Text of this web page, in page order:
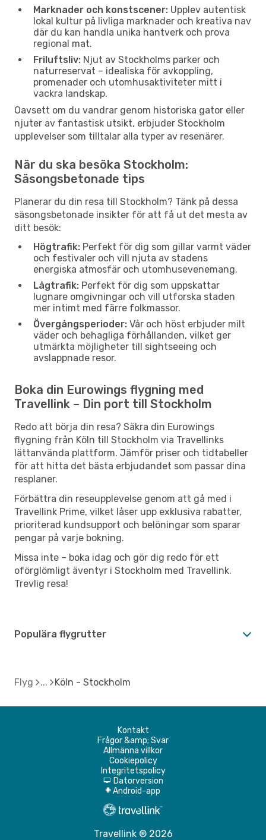
Marknader och konstscener: Upplev autentisk
lokal kultur på livliga marknader och kreativa nav
där du kan handla unika hantverk och prova
regional mat.
Friluftsliv: Njut av Stockholms parker och
naturreservat – idealiska för avkoppling,
promenader och utomhusaktiviteter mitt i
vackra landskap.
Oavsett om du vandrar genom historiska gator eller
njuter av fantastisk utsikt, erbjuder Stockholm
upplevelser som tilltalar alla typer av resenärer.
När du ska besöka Stockholm:
Säsongsbetonade tips
Planerar du din resa till Stockholm? Tänk på dessa
säsongsbetonade insikter för att få ut det mesta av
ditt besök:
Högtrafik: Perfekt för dig som gillar varmt väder
och festivaler och vill njuta av stadens
energiska atmosfär och utomhusevenemang.
Lågtrafik: Perfekt för dig som uppskattar
lugnare omgivningar och vill utforska staden
mer intimt med färre folkmassor.
Övergångsperioder: Vår och höst erbjuder milt
väder och behagliga förhållanden, vilket ger
utmärkta möjligheter till sightseeing och
avslappnade resor.
Boka din Eurowings flygning med
Travellink – Din port till Stockholm
Redo att börja din resa? Säkra din Eurowings
flygning från Köln till Stockholm via Travellinks
lättanvända plattform. Jämför priser och tidtabeller
för att hitta det bästa erbjudandet som passar dina
resplaner.
Förbättra din reseupplevelse genom att gå med i
Travellink Prime, vilket låser upp exklusiva rabatter,
prioriterad kundsupport och belöningar som sparar
pengar på varje bokning.
Missa inte – boka idag och gör dig redo för ett
oförglömligt äventyr i Stockholm med Travellink.
Trevlig resa!
Populära flygrutter
Flyg Köln - Stockholm
Kontakt
Frågor &amp; Svar
Allmänna villkor
Cookiepolicy
Integritetspolicy
d Datorversion
A Android-app
Travellink ® 2026